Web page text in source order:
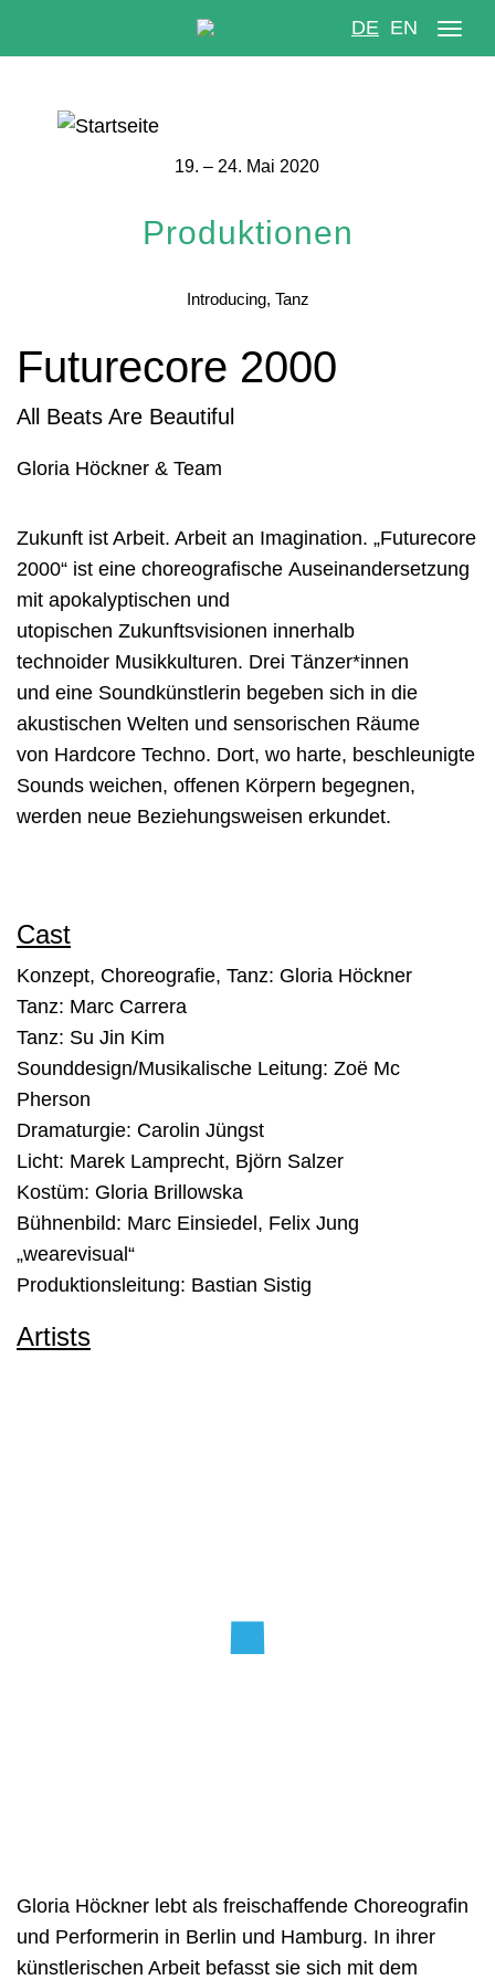
DE EN
19. – 24. Mai 2020
Produktionen
Introducing Tanz
Futurecore 2000
All Beats Are Beautiful
Gloria Höckner & Team
Zukunft ist Arbeit. Arbeit an Imagination. „Futurecore
2000“ ist eine choreografische Auseinandersetzung
mit apokalyptischen und
utopischen Zukunftsvisionen innerhalb
technoider Musikkulturen. Drei Tänzer*innen
und eine Soundkünstlerin begeben sich in die
akustischen Welten und sensorischen Räume
von Hardcore Techno. Dort, wo harte, beschleunigte
Sounds weichen, offenen Körpern begegnen,
werden neue Beziehungsweisen erkundet.
Cast
Konzept, Choreografie, Tanz: Gloria Höckner
Tanz: Marc Carrera
Tanz: Su Jin Kim
Sounddesign/Musikalische Leitung: Zoë Mc
Pherson
Dramaturgie: Carolin Jüngst
Licht: Marek Lamprecht, Björn Salzer
Kostüm: Gloria Brillowska
Bühnenbild: Marc Einsiedel, Felix Jung
„wearevisual“
Produktionsleitung: Bastian Sistig
Artists
Gloria Höckner lebt als freischaffende Choreografin
und Performerin in Berlin und Hamburg. In ihrer
künstlerischen Arbeit befasst sie sich mit dem